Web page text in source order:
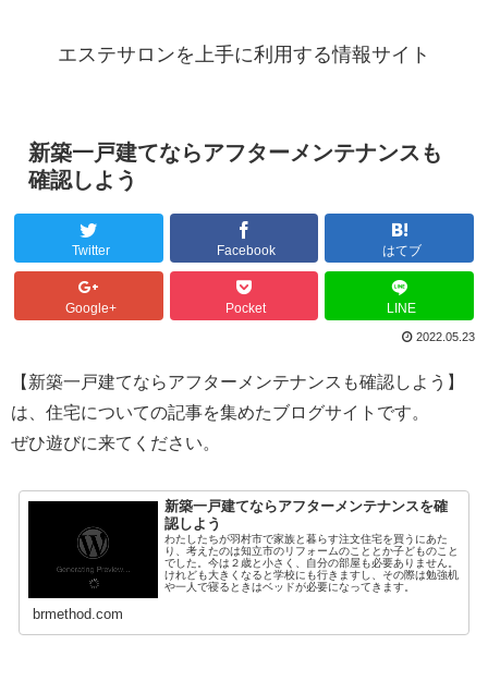
エステサロンを上手に利用する情報サイト
新築一戸建てならアフターメンテナンスも
確認しよう
Twitter Facebook はてブ
Google+ Pocket LINE
2022.05.23
【新築一戸建てならアフターメンテナンスも確認しよう】
は、住宅についての記事を集めたブログサイトです。
ぜひ遊びに来てください。
新築一戸建てならアフターメンテナンスを確
認しよう
わたしたちが羽村市で家族と暮らす注文住宅を買うにあた
り、考えたのは知立市のリフォームのこととか子どものこと
でした。今は２歳と小さく、自分の部屋も必要ありません。
けれども大きくなると学校にも行きますし、その際は勉強机
や一人で寝るときはベッドが必要になってきます。
brmethod.com